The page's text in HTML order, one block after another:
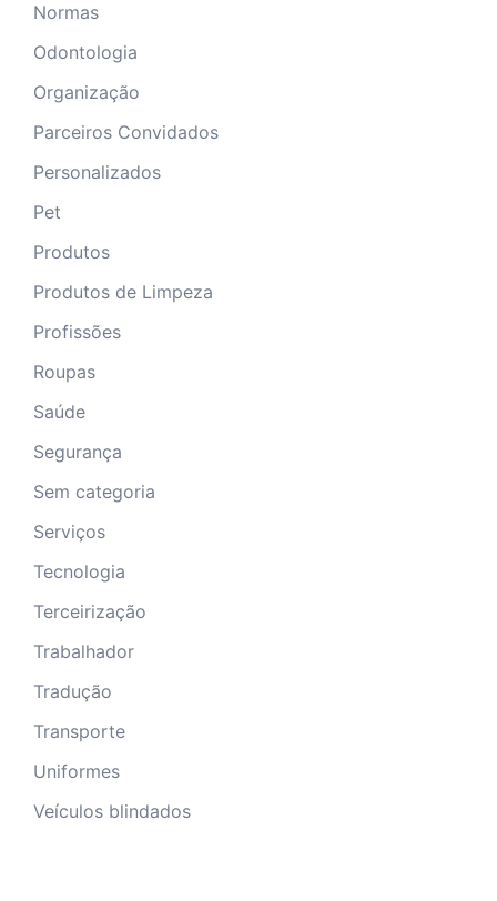
Normas
Odontologia
Organização
Parceiros Convidados
Personalizados
Pet
Produtos
Produtos de Limpeza
Profissões
Roupas
Saúde
Segurança
Sem categoria
Serviços
Tecnologia
Terceirização
Trabalhador
Tradução
Transporte
Uniformes
Veículos blindados